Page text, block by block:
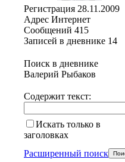
Регистрация 28.11.2009
Адрес Интернет
Сообщений 415
Записей в дневнике 14
Поиск в дневнике
Валерий Рыбаков
Содержит текст:
Искать только в
заголовках
Расширенный поиск